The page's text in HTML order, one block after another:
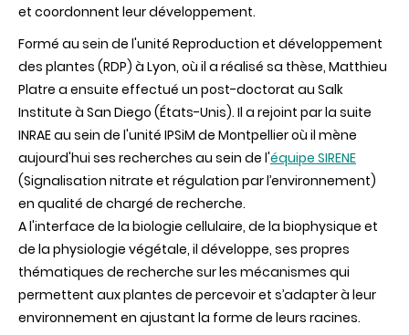
et coordonnent leur développement.
Formé au sein de l'unité Reproduction et développement
des plantes (RDP) à Lyon, où il a réalisé sa thèse, Matthieu
Platre a ensuite effectué un post-doctorat au Salk
Institute à San Diego (États-Unis). Il a rejoint par la suite
INRAE au sein de l'unité IPSiM de Montpellier où il mène
aujourd'hui ses recherches au sein de l'équipe SIRENE
(Signalisation nitrate et régulation par l’environnement)
en qualité de chargé de recherche.
A l'interface de la biologie cellulaire, de la biophysique et
de la physiologie végétale, il développe, ses propres
thématiques de recherche sur les mécanismes qui
permettent aux plantes de percevoir et s’adapter à leur
environnement en ajustant la forme de leurs racines.